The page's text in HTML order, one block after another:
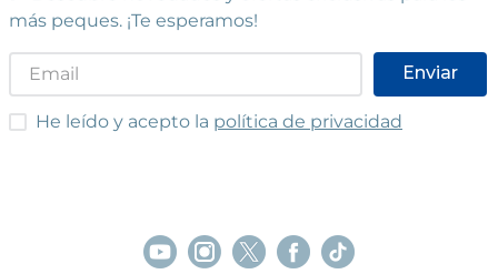
más peques. ¡Te esperamos!
Enviar
He leído y acepto las condiciones
He leído y acepto la política de privacidad